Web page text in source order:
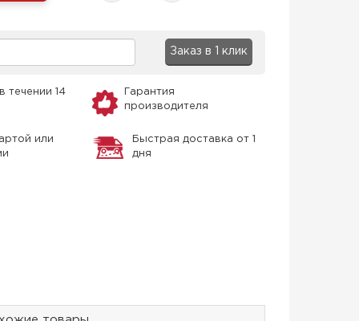
Заказ в 1 клик
течении 14
Гарантия
производителя
или
Быстрая доставка от 1
дня